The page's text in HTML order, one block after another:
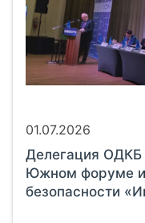
01.07.2026
Делегация ОДКБ
Южном форуме
безопасности